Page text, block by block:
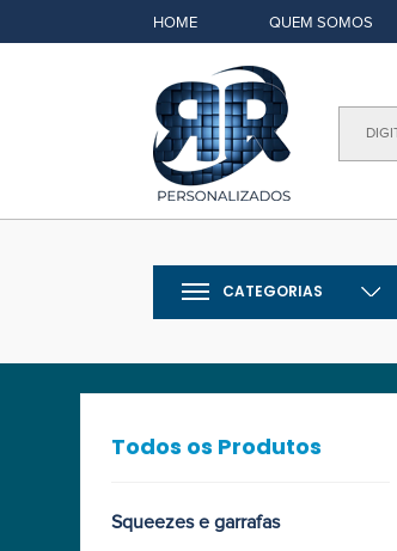
HOME QUEM SOMOS
CATEGORIAS
Todos os Produtos
Squeezes e garrafas